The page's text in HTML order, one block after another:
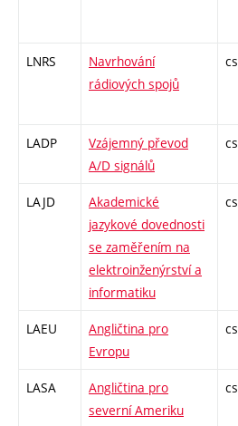
LNRS
Navrhování
rádiových spojů
cs
LADP
Vzájemný převod
A/D signálů
cs
LAJD
Akademické
jazykové dovednosti
se zaměřením na
elektroinženýrství a
informatiku
cs
LAEU
Angličtina pro
Evropu
cs
LASA
Angličtina pro
severní Ameriku
cs